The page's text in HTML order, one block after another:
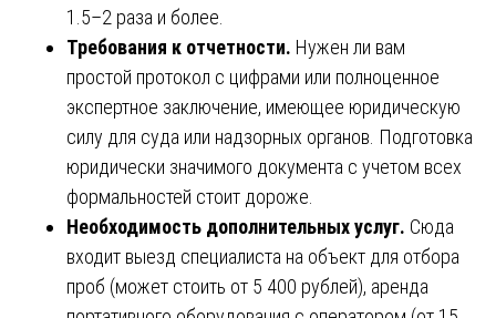
1.5–2 раза и более.
Требования к отчетности. Нужен ли вам
простой протокол с цифрами или полноценное
экспертное заключение, имеющее юридическую
силу для суда или надзорных органов. Подготовка
юридически значимого документа с учетом всех
формальностей стоит дороже.
Необходимость дополнительных услуг. Сюда
входит выезд специалиста на объект для отбора
проб (может стоить от 5 400 рублей), аренда